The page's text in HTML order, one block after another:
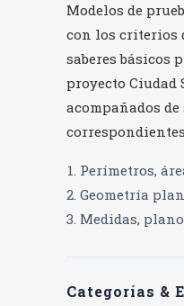
Modelos de
con los criterios
saberes básicos
proyecto Ciudad
acompañados
Perímetros,
Geometría
Medidas,
Categorías &